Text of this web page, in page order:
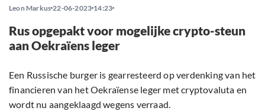
Leon Markus 22-06-2023 14:23
Rus opgepakt voor mogelijke crypto-steun
aan Oekraïens leger
Een Russische burger is gearresteerd op verdenking van het
financieren van het Oekraïense leger met cryptovaluta en
wordt nu aangeklaagd wegens verraad.